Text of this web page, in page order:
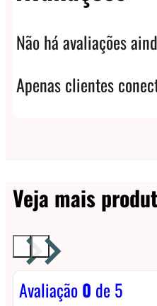
Não há avaliações
Apenas clientes
Veja mais
Avaliação0 de 5